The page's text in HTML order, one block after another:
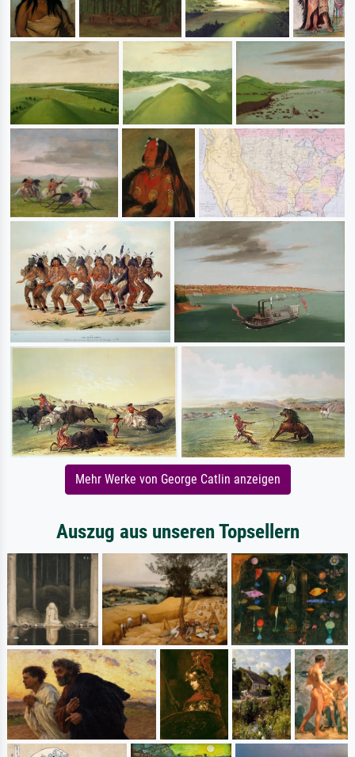
Mehr Werke von George Catlin anzeigen
Auszug aus unseren Topsellern